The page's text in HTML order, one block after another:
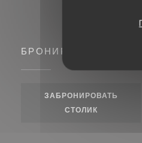
БРОНИРОВАНИЕ
ЗАБРОНИРОВАТЬ
СТОЛИК